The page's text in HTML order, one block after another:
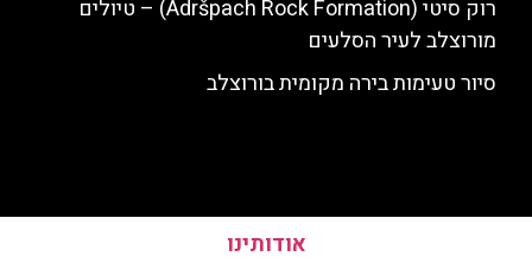
רוק סיטי (Adršpach Rock Formation) – טיולים
מורוצלב לעיר הסלעים
סיור טעימות בירה מקומית בורוצלב
אודותינו